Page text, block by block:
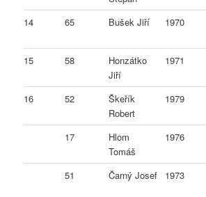
14 65 Bušek Jiří 1970
15 58
Honzátko
Jiří
1971
16 52
Škeřík
Robert
1979
17
Hlom
Tomáš
1976
51 Čarný Josef 1973